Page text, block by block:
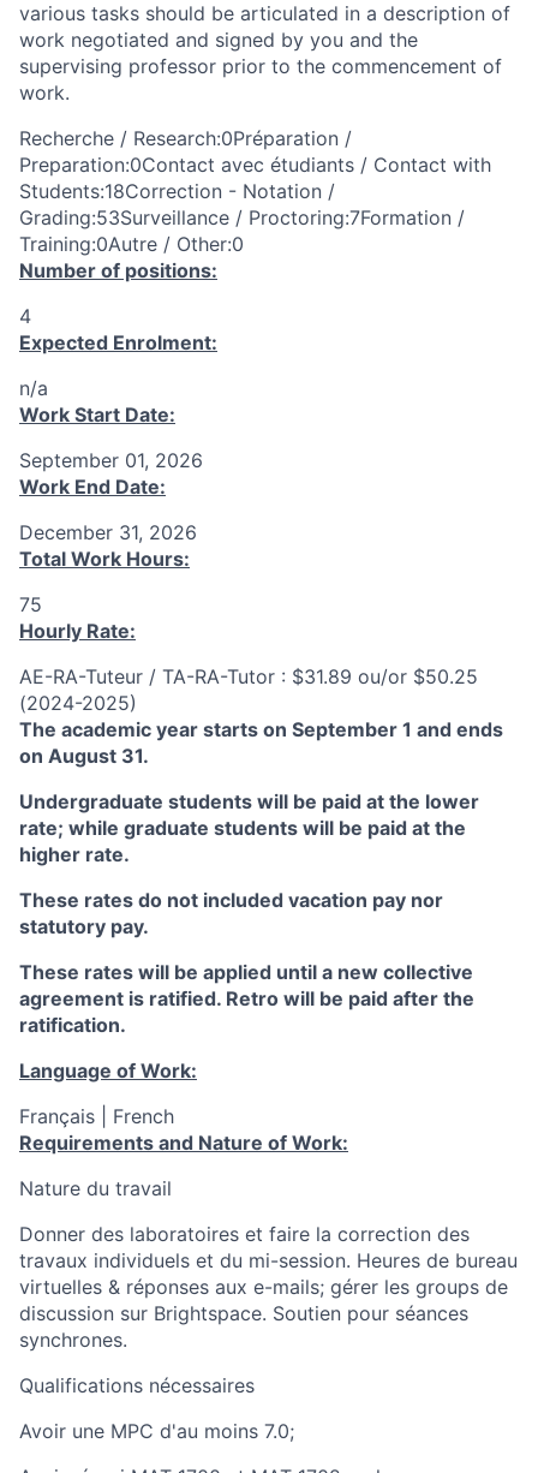
various tasks should be articulated in a description of
work negotiated and signed by you and the
supervising professor prior to the commencement of
work.
Recherche / Research:0Préparation /
Preparation:0Contact avec étudiants / Contact with
Students:18Correction - Notation /
Grading:53Surveillance / Proctoring:7Formation /
Training:0Autre / Other:0
Number of positions:
4
Expected Enrolment:
n/a
Work Start Date:
September 01, 2026
Work End Date:
December 31, 2026
Total Work Hours:
75
Hourly Rate:
AE-RA-Tuteur / TA-RA-Tutor : $31.89 ou/or $50.25
(2024-2025)
The academic year starts on September 1 and ends
on August 31.
Undergraduate students will be paid at the lower
rate; while graduate students will be paid at the
higher rate.
These rates do not included vacation pay nor
statutory pay.
These rates will be applied until a new collective
agreement is ratified. Retro will be paid after the
ratification.
Language of Work:
Français | French
Requirements and Nature of Work:
Nature du travail
Donner des laboratoires et faire la correction des
travaux individuels et du mi-session. Heures de bureau
virtuelles & réponses aux e-mails; gérer les groups de
discussion sur Brightspace. Soutien pour séances
synchrones.
Qualifications nécessaires
Avoir une MPC d'au moins 7.0;